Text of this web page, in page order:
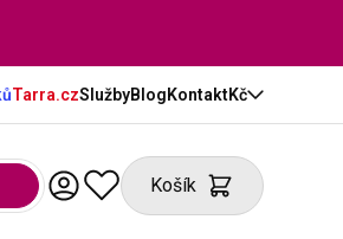
Tarra.czSlužbyBlogKontaktKč
Košík